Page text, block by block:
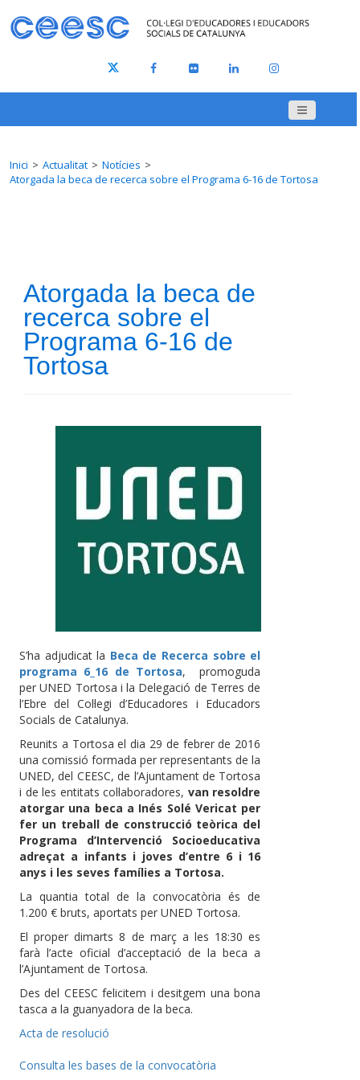
Inici Actualitat
Notícies
Atorgada la beca de recerca sobre el Programa 6-16 de Tortosa
Atorgada la beca de
recerca sobre el
Programa 6-16 de
Tortosa
S’ha adjudicat la Beca de Recerca sobre el
programa 6_16 de Tortosa, promoguda
per UNED Tortosa i la Delegació de Terres de
l’Ebre del Col·legi d’Educadores i Educadors
Socials de Catalunya.
Reunits a Tortosa el dia 29 de febrer de 2016
una comissió formada per representants de la
UNED, del CEESC, de l’Ajuntament de Tortosa
i de les entitats col·laboradores, van resoldre
atorgar una beca a Inés Solé Vericat per
fer un treball de construcció teòrica del
Programa d’Intervenció Socioeducativa
adreçat a infants i joves d’entre 6 i 16
anys i les seves famílies a Tortosa.
La quantia total de la convocatòria és de
1.200 € bruts, aportats per UNED Tortosa.
El proper dimarts 8 de març a les 18:30 es
farà l’acte oficial d’acceptació de la beca a
l’Ajuntament de Tortosa.
Des del CEESC felicitem i desitgem una bona
tasca a la guanyadora de la beca.
Acta de resolució
Consulta les bases de la convocatòria